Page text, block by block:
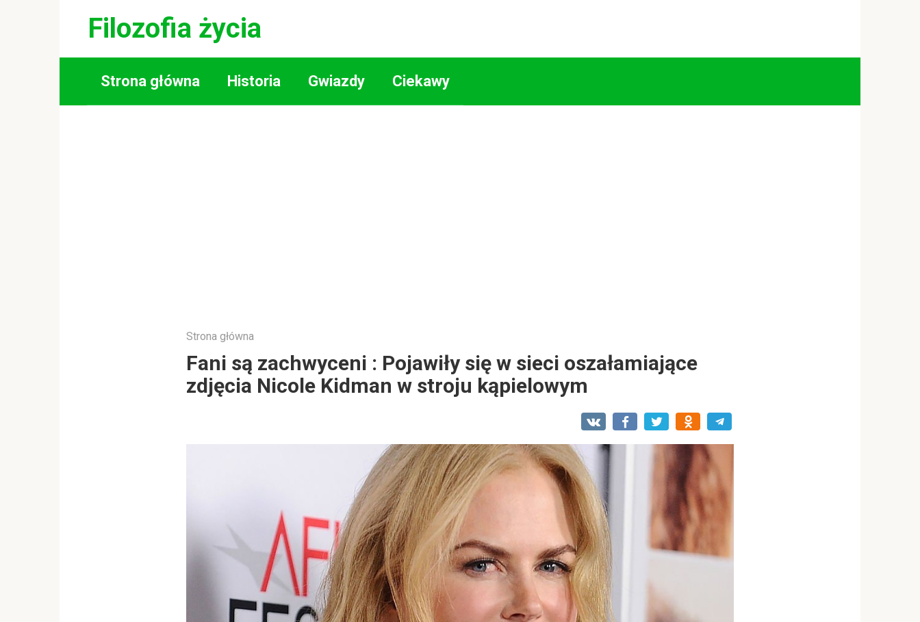
Filozofia życia
Strona główna Historia Gwiazdy Ciekawy
Strona główna
Fani są zachwyceni : Pojawiły się w sieci oszałamiające
zdjęcia Nicole Kidman w stroju kąpielowym